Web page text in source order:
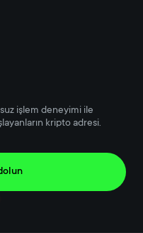
işlem deneyimi ile
kripto adresi.